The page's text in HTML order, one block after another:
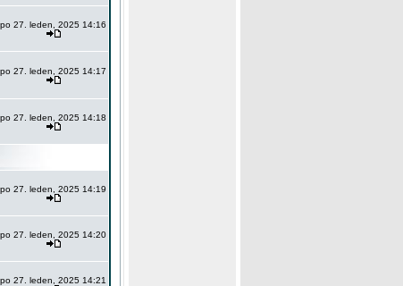
po 27. leden, 2025 14:16
po 27. leden, 2025 14:17
po 27. leden, 2025 14:18
po 27. leden, 2025 14:19
po 27. leden, 2025 14:20
po 27. leden, 2025 14:21